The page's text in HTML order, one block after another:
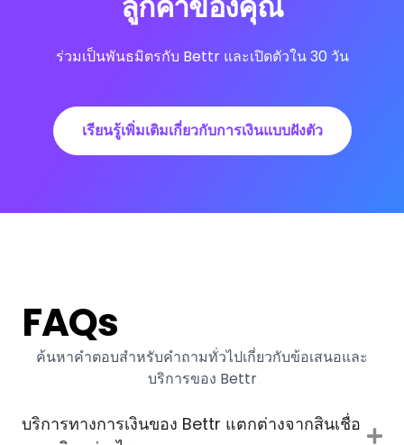
ร่วมเป็นพันธมิตรกับ Bettr และเปิดตัวใน 30 วัน
เรียนรู้เพิ่มเติมเกี่ยวกับการเงินแบบฝังตัว
FAQs
ค้นหาคำตอบสำหรับคำถามทั่วไปเกี่ยวกับข้อเสนอและ
บริการของ Bettr
บริการทางการเงินของ Bettr แตกต่างจากสินเชื่อ